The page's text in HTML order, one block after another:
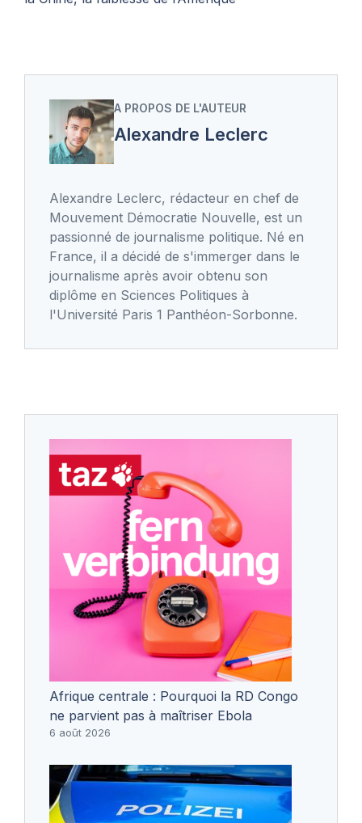
A PROPOS DE L'AUTEUR
Alexandre Leclerc
Alexandre Leclerc, rédacteur en chef de
Mouvement Démocratie Nouvelle, est un
passionné de journalisme politique. Né en
France, il a décidé de s'immerger dans le
journalisme après avoir obtenu son
diplôme en Sciences Politiques à
l'Université Paris 1 Panthéon-Sorbonne.
Afrique centrale : Pourquoi la RD Congo
ne parvient pas à maîtriser Ebola
6 août 2026